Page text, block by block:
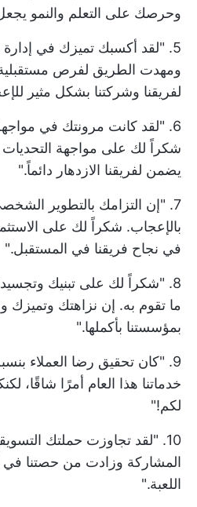
وحرصك على التعلم والنمو
5. "لقد أكسبك تميزك في إدارة
ومهدت الطريق لفرص
لفريقنا وشركتنا بشكل مثير
6. "لقد كانت مرونتك في
شكراً لك على مواجهة
يضمن لفريقنا الازدهار دائماً."
7. "إن التزامك بالتطوير
بالإعجاب. شكراً لك على
في نجاح فريقنا في المستقبل."
8. "شكراً لك على تبنيك
ما تقوم به. إن نزاهتك وتميزك
بمؤسستنا بأكملها."
خدماتنا هذا العام أمرًا شاقًا،
لكم!"
10. "لقد تجاوزت حملتك
المشاركة وزادت من حصتنا
اللعبة."